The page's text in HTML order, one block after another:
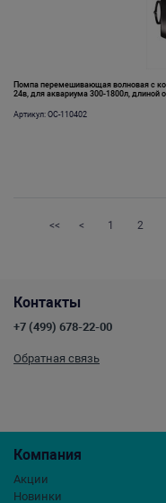
Помпа перемешивающая волновая с
24в, для аквариума 300-1800л, длиной
Артикул: OC-110402
<< < 1 2
Компания
Акции
Новинки
Контакты
+7 (499) 678-22-00
Обратная связь